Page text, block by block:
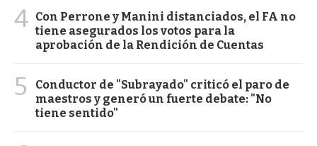
4 Con Perrone y Manini distanciados, el FA no
tiene asegurados los votos para la
aprobación de la Rendición de Cuentas
5
Conductor de "Subrayado" criticó el paro de
maestros y generó un fuerte debate: "No
tiene sentido"